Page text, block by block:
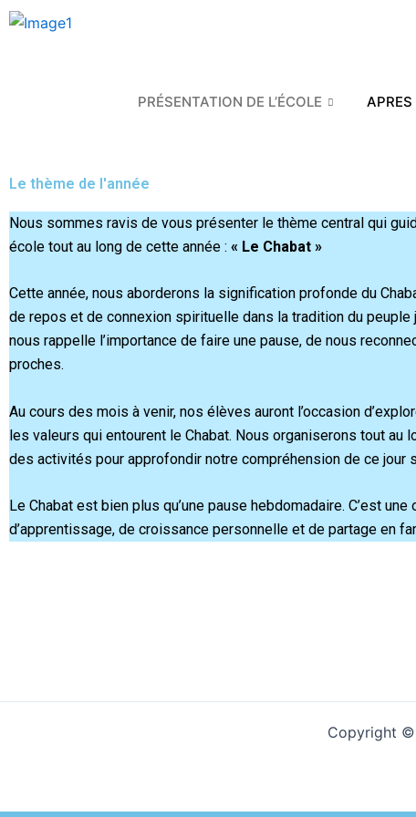
Aller
PRÉSENTATION DE L’ÉCOLE APRES
Le thème de l'année
Nous sommes ravis de vous présenter le thème central qui
école tout au long de cette année : « Le Chabat »
Cette année, nous aborderons la signification profonde du
de repos et de connexion spirituelle dans la tradition du peuple
nous rappelle l’importance de faire une pause, de nous
proches.
Au cours des mois à venir, nos élèves auront l’occasion
les valeurs qui entourent le Chabat. Nous organiserons tout au
des activités pour approfondir notre compréhension de ce jour
Le Chabat est bien plus qu’une pause hebdomadaire. C’est une
d’apprentissage, de croissance personnelle et de partage en
Copyright ©